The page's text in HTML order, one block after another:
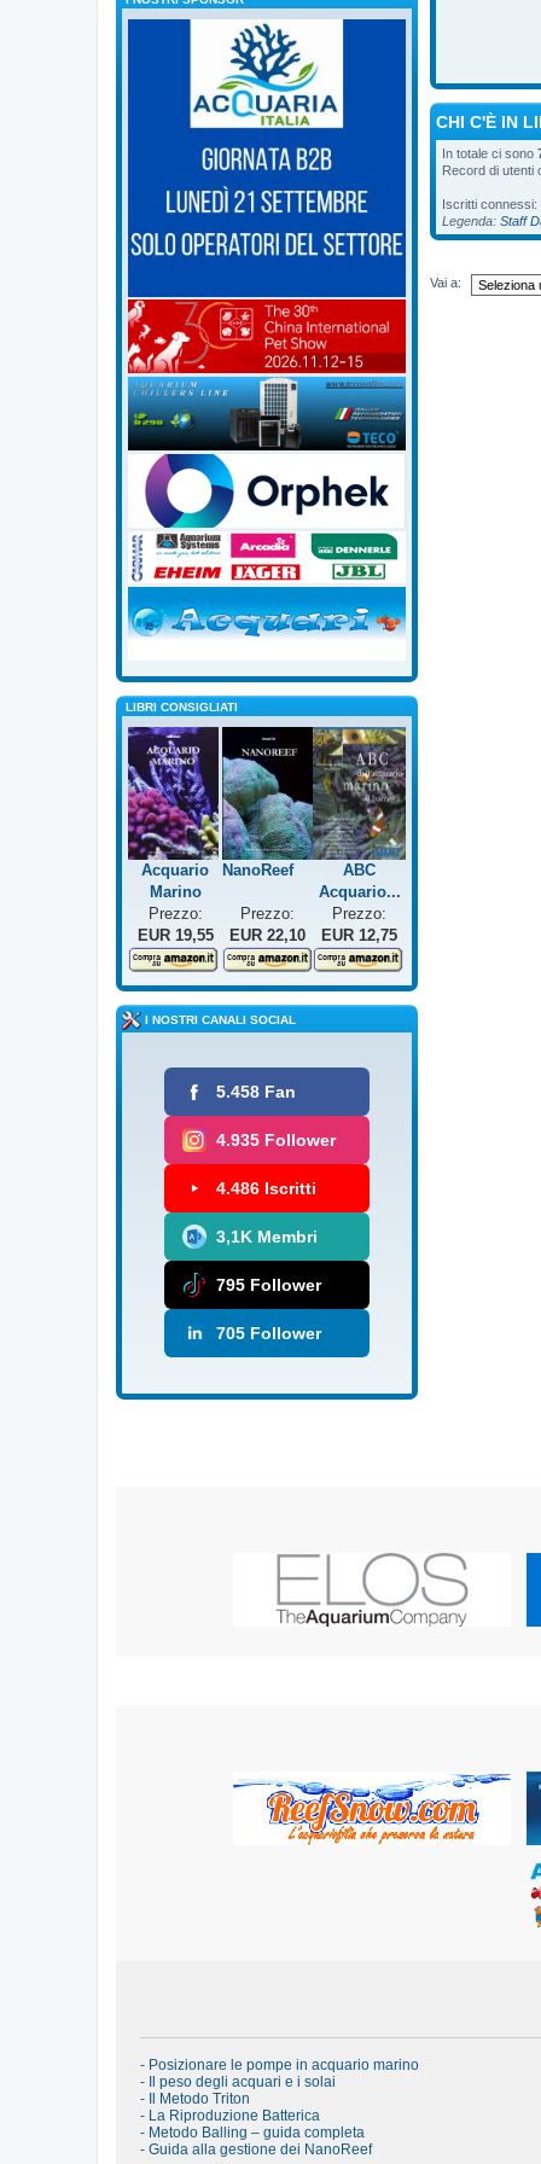
CHI C'È IN
In totale ci sono
Record di utenti
Iscritti connessi:
Legenda: Staff
Vai a:
LIBRI CONSIGLIATI
Acquario
Marino
NanoReef
ABC
Acquario...
Prezzo:
EUR 19,55
Prezzo:
EUR 22,10
Prezzo:
EUR 12,75
I NOSTRI CANALI SOCIAL
5.458 Fan
4.935 Follower
4.486 Iscritti
3,1K Membri
795 Follower
705 Follower
- Posizionare le pompe in acquario marino
- Il peso degli acquari e i solai
- Il Metodo Triton
- La Riproduzione Batterica
- Metodo Balling – guida completa
- Guida alla gestione dei NanoReef